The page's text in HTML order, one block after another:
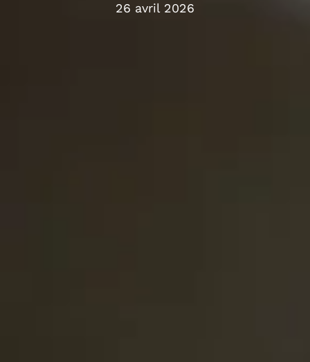
26 avril 2026